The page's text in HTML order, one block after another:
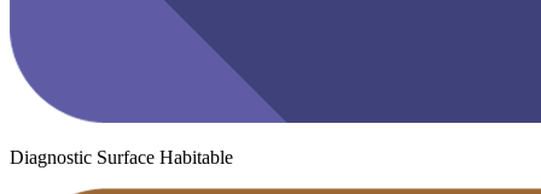
Diagnostic Surface Habitable